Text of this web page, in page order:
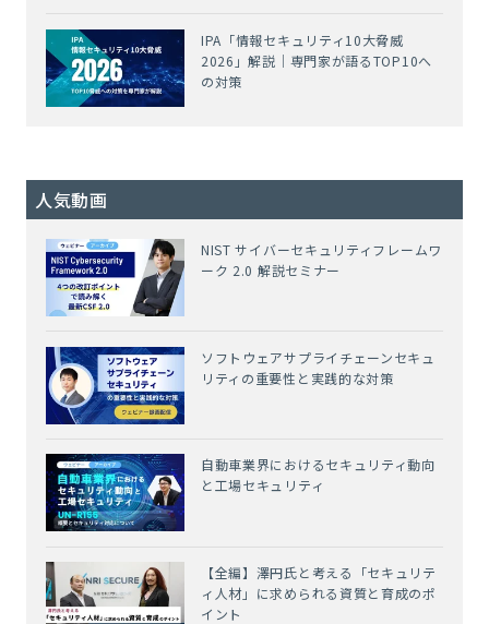
IPA「情報セキュリティ10大脅威
2026」解説｜専門家が語るTOP10へ
の対策
人気動画
NIST サイバーセキュリティフレームワ
ーク 2.0 解説セミナー
ソフトウェアサプライチェーンセキュ
リティの重要性と実践的な対策
自動車業界におけるセキュリティ動向
と工場セキュリティ
【全編】澤円氏と考える「セキュリテ
ィ人材」に求められる資質と育成のポ
イント